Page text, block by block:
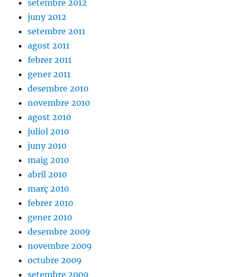
setembre 2012
juny 2012
setembre 2011
agost 2011
febrer 2011
gener 2011
desembre 2010
novembre 2010
agost 2010
juliol 2010
juny 2010
maig 2010
abril 2010
març 2010
febrer 2010
gener 2010
desembre 2009
novembre 2009
octubre 2009
setembre 2009